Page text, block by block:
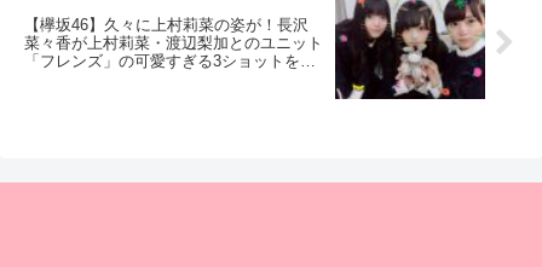
【欅坂46】久々に上村莉菜の姿が！長沢
菜々香が上村莉菜・渡辺梨加とのユニット
「フレンズ」の可愛すぎる3ショットを公